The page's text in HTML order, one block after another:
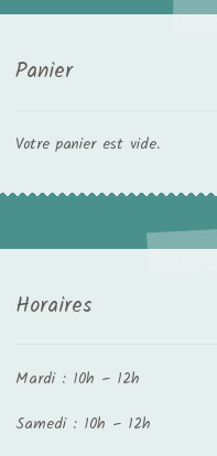
Panier
Votre panier est vide.
Horaires
Mardi : 10h – 12h
Samedi : 10h – 12h